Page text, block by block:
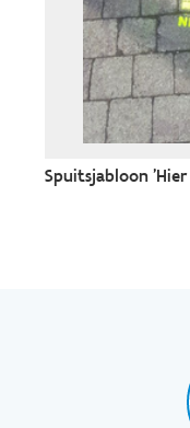
Spuitsjabloon